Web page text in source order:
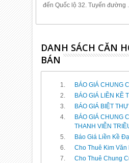
đến Quốc lộ 32. Tuyến đường ...
DANH SÁCH CĂN
BÁN
BÁO GIÁ CHUNG
BÁO GIÁ LIỀN KỀ
BÁO GIÁ BIỆT
BÁO GIÁ CHUNG
THANH VIỄN
Báo Giá Liền Kề
Cho Thuê Kim Văn
Cho Thuê Chung